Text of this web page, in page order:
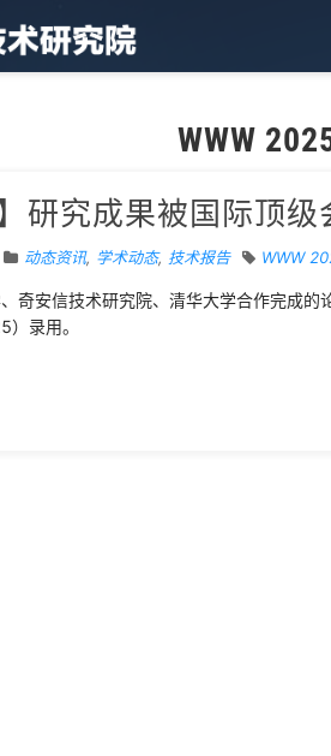
WWW
研究成果被国际顶级
动态资讯, 学术动态, 技术报告 WWW
奇安信技术研究院、清华大学合作完成
录用。